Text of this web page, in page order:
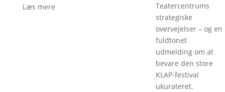
Læs mere
Teatercentrums
strategiske
overvejelser – og en
fuldtonet
udmelding om at
bevare den store
KLAP-festival
ukurateret.